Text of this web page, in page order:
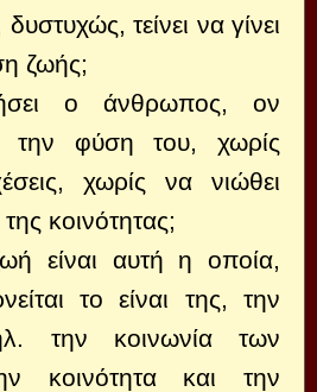
τείνει να γίνει
ζωής;
ο άνθρωπος, ον
την φύση του, χωρίς
χωρίς να νιώθει
κοινότητας;
είναι αυτή η οποία,
το είναι της, την
την κοινωνία των
κοινότητα και την